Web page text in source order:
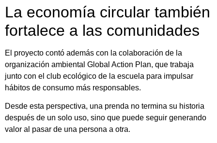
La economía circular también
fortalece a las comunidades
El proyecto contó además con la colaboración de la
organización ambiental Global Action Plan, que trabaja
junto con el club ecológico de la escuela para impulsar
hábitos de consumo más responsables.
Desde esta perspectiva, una prenda no termina su historia
después de un solo uso, sino que puede seguir generando
valor al pasar de una persona a otra.